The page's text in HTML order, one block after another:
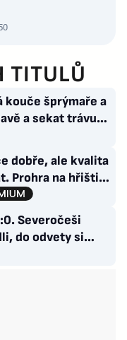
TITULŮ
kouče šprýmaře a
a sekat trávu
dobře, ale kvalita
Prohra na hřišti,
Severočeši
do odvety si